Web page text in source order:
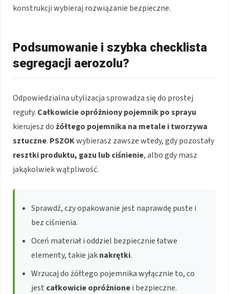
konstrukcji wybieraj rozwiązanie bezpieczne.
Podsumowanie i szybka checklista
segregacji aerozolu?
Odpowiedzialna utylizacja sprowadza się do prostej
reguły. Całkowicie opróżnionypojemnik po sprayu
kierujesz dożółtego pojemnika na metale i tworzywa
sztuczne. PSZOKwybierasz zawsze wtedy, gdy pozostały
resztki produktu, gazu lub ciśnienie, albo gdy masz
jakąkolwiek wątpliwość.
Sprawdź, czy opakowanie jest naprawdę puste i
bez ciśnienia.
Oceń materiał i oddziel bezpiecznie łatwe
elementy, takie jaknakrętki.
Wrzucaj do żółtego pojemnika wyłącznie to, co
jest całkowicie opróżnionei bezpieczne.